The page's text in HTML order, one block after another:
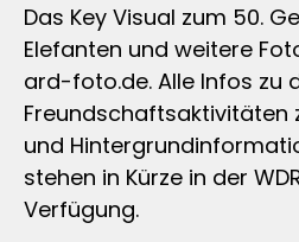
Das Key Visual zum 50.
Elefanten und weitere
ard-foto.de. Alle Infos zu
Freundschaftsaktivitäten
und
stehen in Kürze in der
Verfügung.